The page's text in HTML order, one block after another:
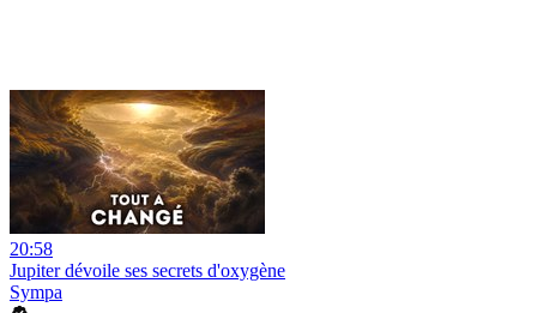
20:58
Jupiter dévoile ses secrets d'oxygène
Sympa